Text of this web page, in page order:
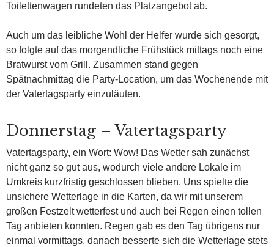
Toilettenwagen rundeten das Platzangebot ab.
Auch um das leibliche Wohl der Helfer wurde sich gesorgt,
so folgte auf das morgendliche Frühstück mittags noch eine
Bratwurst vom Grill. Zusammen stand gegen
Spätnachmittag die Party-Location, um das Wochenende mit
der Vatertagsparty einzuläuten.
Donnerstag – Vatertagsparty
Vatertagsparty, ein Wort: Wow! Das Wetter sah zunächst
nicht ganz so gut aus, wodurch viele andere Lokale im
Umkreis kurzfristig geschlossen blieben. Uns spielte die
unsichere Wetterlage in die Karten, da wir mit unserem
großen Festzelt wetterfest und auch bei Regen einen tollen
Tag anbieten konnten. Regen gab es den Tag übrigens nur
einmal vormittags, danach besserte sich die Wetterlage stets